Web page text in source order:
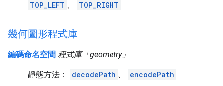
TOP_LEFT 、 TOP_RIGHT
幾何圖形程式庫
編碼命名空間 程式庫「geometry」
靜態方法： decodePath 、 encodePath